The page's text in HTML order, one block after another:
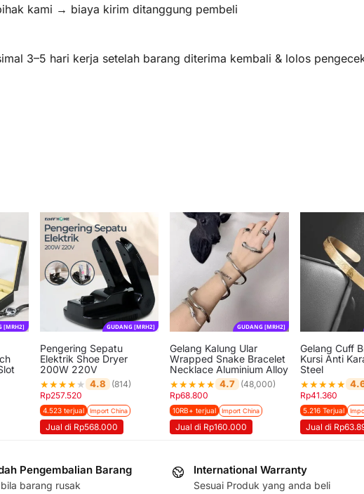
kami → biaya kirim ditanggung pembeli
3–5 hari kerja setelah barang diterima kembali & lolos
[MRH2] GUDANG [MRH2]
Pengering Sepatu
Elektrik Shoe Dryer
200W 220V
★★★★★ 4.8
(814)
Rp257.520
4.523 terjual Import China
Jual di Rp568.000
GUDANG [MRH2]
Gelang Kalung Ular
Wrapped Snake Bracelet
Necklace Aluminium Alloy
★★★★★ 4.7 (48,000)
Rp68.800
10RB+ terjual Import China
Jual di Rp160.000
Gelang Cuff
Kursi Anti
Steel
★★★★★
Rp41.360
5.216 Terjual
Jual di
Pengembalian Barang
barang rusak
International Warranty
Sesuai Produk yang anda beli